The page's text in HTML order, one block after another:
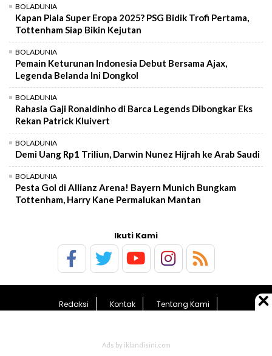
BOLADUNIA
Kapan Piala Super Eropa 2025? PSG Bidik Trofi Pertama,
Tottenham Siap Bikin Kejutan
BOLADUNIA
Pemain Keturunan Indonesia Debut Bersama Ajax,
Legenda Belanda Ini Dongkol
BOLADUNIA
Rahasia Gaji Ronaldinho di Barca Legends Dibongkar Eks
Rekan Patrick Kluivert
BOLADUNIA
Demi Uang Rp1 Triliun, Darwin Nunez Hijrah ke Arab Saudi
BOLADUNIA
Pesta Gol di Allianz Arena! Bayern Munich Bungkam
Tottenham, Harry Kane Permalukan Mantan
Ikuti Kami
Redaksi Kontak
Tentang Kami